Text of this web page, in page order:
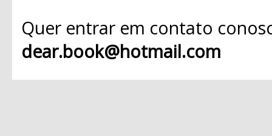
Quer entrar em contato
dear.book@hotmail.com